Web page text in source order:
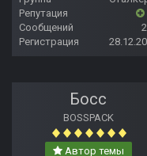
Репутация
Сообщений
Регистрация
Босс
BOSSPACK
Автор темы